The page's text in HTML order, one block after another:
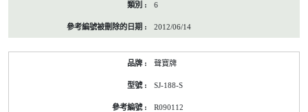
6
2012/06/14
聲寶牌
SJ-188-S
R090112